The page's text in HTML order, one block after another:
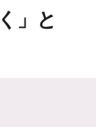
」と